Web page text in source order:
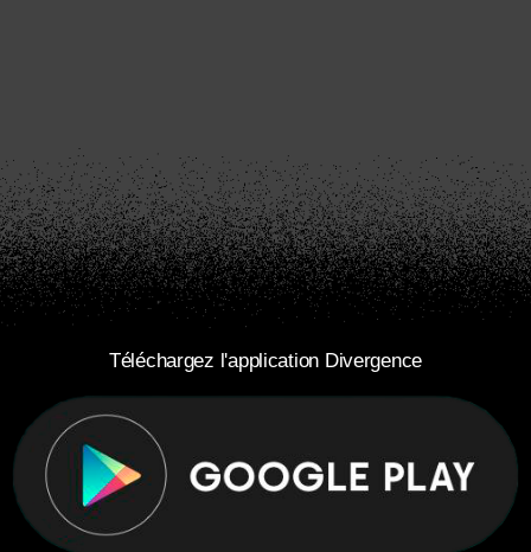
Téléchargez l'application Divergence